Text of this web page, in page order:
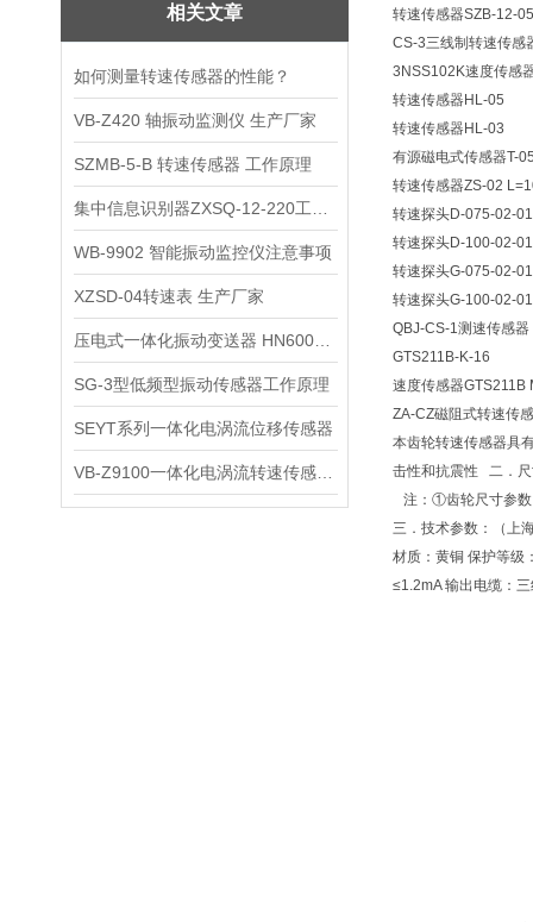
相关文章
如何测量转速传感器的性能？
VB-Z420 轴振动监测仪 生产厂家
SZMB-5-B 转速传感器 工作原理
WB-9902 智能振动监控仪注意事项
XZSD-04转速表 生产厂家
SG-3型低频型振动传感器工作原理
SEYT系列一体化电涡流位移传感器
转速传感器SZB-12-05
CS-3三线制转速传感
3NSS102K速度传
转速传感器HL-05
转速传感器HL-03
有源磁电式传感器T-
转速传感器ZS-02
转速探头D-075-02-01
转速探头D-100-02-01
转速探头G-075-02-01
转速探头G-100-02-01
QBJ-CS-1测速传感器
GTS211B-K-16
速度传感器
ZA-CZ磁阻式转速传
本齿轮转速传感器
击性和抗震性 二．
注：①齿轮尺寸参数
三．技术参数：（上
材质：黄铜 保护等级
≤1.2mA 输出电缆：